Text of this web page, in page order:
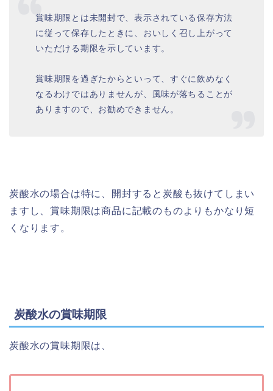
賞味期限とは未開封で、表示されている保存方法
に従って保存したときに、おいしく召し上がって
いただける期限を示しています。
賞味期限を過ぎたからといって、すぐに飲めなく
なるわけではありませんが、風味が落ちることが
ありますので、お勧めできません。
炭酸水の場合は特に、開封すると炭酸も抜けてしまい
ますし、賞味期限は商品に記載のものよりもかなり短
くなります。
炭酸水の賞味期限
炭酸水の賞味期限は、